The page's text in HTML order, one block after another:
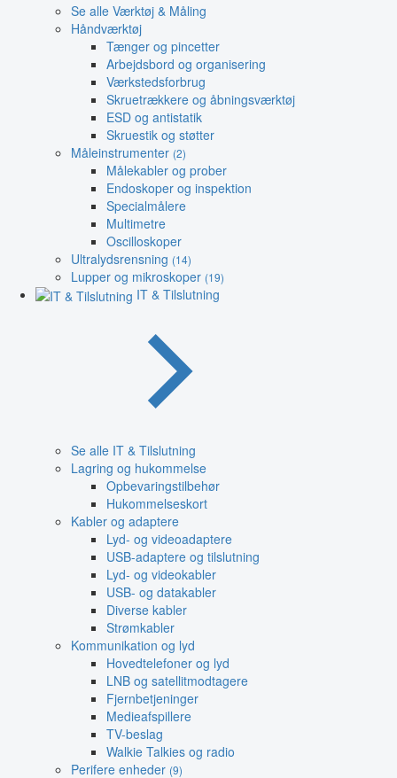
Se alle Værktøj & Måling
Håndværktøj
Tænger og pincetter
Arbejdsbord og organisering
Værkstedsforbrug
Skruetrækkere og åbningsværktøj
ESD og antistatik
Skruestik og støtter
Måleinstrumenter (2)
Målekabler og prober
Endoskoper og inspektion
Specialmålere
Multimetre
Oscilloskoper
Ultralydsrensning (14)
Lupper og mikroskoper (19)
IT & Tilslutning
Se alle IT & Tilslutning
Lagring og hukommelse
Opbevaringstilbehør
Hukommelseskort
Kabler og adaptere
Lyd- og videoadaptere
USB-adaptere og tilslutning
Lyd- og videokabler
USB- og datakabler
Diverse kabler
Strømkabler
Kommunikation og lyd
Hovedtelefoner og lyd
LNB og satellitmodtagere
Fjernbetjeninger
Medieafspillere
TV-beslag
Walkie Talkies og radio
Perifere enheder (9)